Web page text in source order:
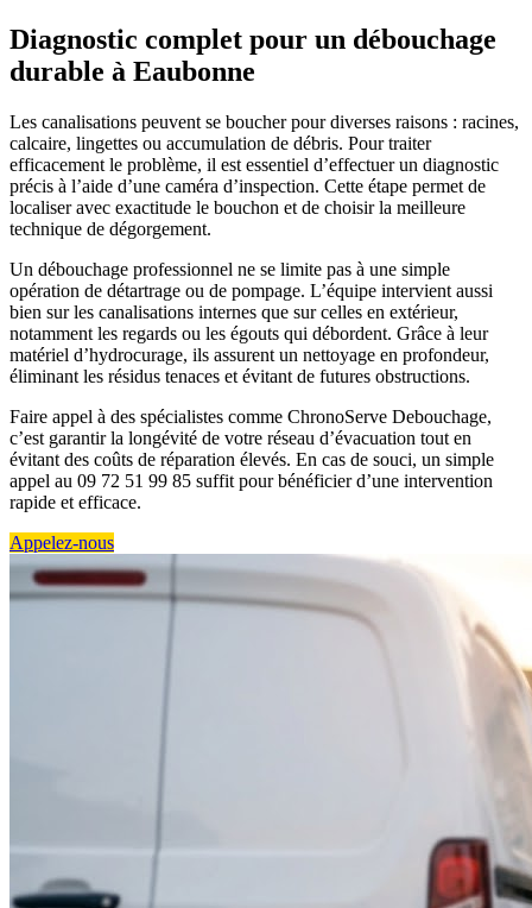
Diagnostic complet pour un débouchage
durable à Eaubonne
Les canalisations peuvent se boucher pour diverses raisons : racines,
calcaire, lingettes ou accumulation de débris. Pour traiter
efficacement le problème, il est essentiel d’effectuer un diagnostic
précis à l’aide d’une caméra d’inspection. Cette étape permet de
localiser avec exactitude le bouchon et de choisir la meilleure
technique de dégorgement.
Un débouchage professionnel ne se limite pas à une simple
opération de détartrage ou de pompage. L’équipe intervient aussi
bien sur les canalisations internes que sur celles en extérieur,
notamment les regards ou les égouts qui débordent. Grâce à leur
matériel d’hydrocurage, ils assurent un nettoyage en profondeur,
éliminant les résidus tenaces et évitant de futures obstructions.
Faire appel à des spécialistes comme ChronoServe Debouchage,
c’est garantir la longévité de votre réseau d’évacuation tout en
évitant des coûts de réparation élevés. En cas de souci, un simple
appel au 09 72 51 99 85 suffit pour bénéficier d’une intervention
rapide et efficace.
Appelez-nous